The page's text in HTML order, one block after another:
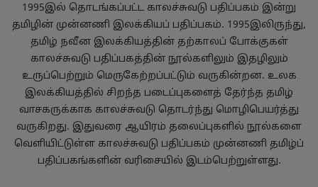
1995இல் தொடங்கப்பட்ட காலச்சுவடு பதிப்பகம் இன்று
தமிழின் முன்னணி இலக்கியப் பதிப்பகம். 1995இலிருந்து,
தமிழ் நவீன இலக்கியத்தின் தற்காலப் போக்குகள்
காலச்சுவடு பதிப்பகத்தின் நூல்களிலும் இதழிலும்
உருப்பெற்றும் மெருகேற்றப்பட்டும் வருகின்றன. உலக
இலக்கியத்தில் சிறந்த படைப்புகளைத் தேர்ந்த தமிழ்
வாசகருக்காக காலச்சுவடு தொடர்ந்து மொழிபெயர்த்து
வருகிறது. இதுவரை ஆயிரம் தலைப்புகளில் நூல்களை
வெளியிட்டுள்ள காலச்சுவடு பதிப்பகம் முன்னணி தமிழ்ப்
பதிப்பகங்களின் வரிசையில் இடம்பெற்றுள்ளது.